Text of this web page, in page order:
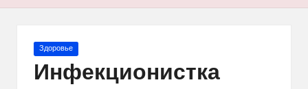
Опубликовано
Здоровье
Инфекционистка